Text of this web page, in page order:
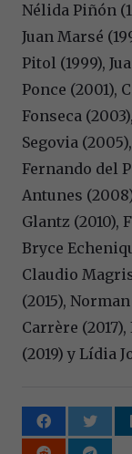
Nélida Piñón
Juan Marsé
Pitol (1999),
Ponce (2001),
Fonseca
Segovia
Fernando del
Antunes
Glantz (2010),
Bryce
Claudio
(2015),
Carrère
(2019) y Lídia